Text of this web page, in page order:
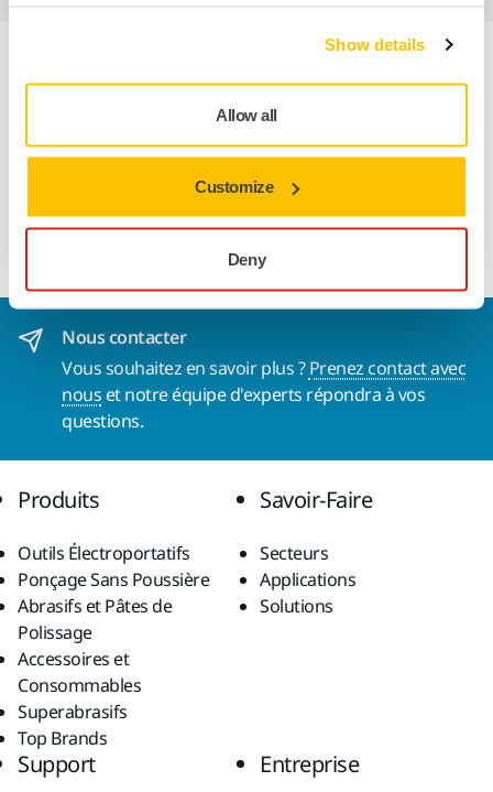
Show details
Allow all
Customize
Deny
Informations produit
Mirka® LEROS
Nous contacter
Vous souhaitez en savoir plus ?Prenez contact avec
nous et notre équipe d'experts répondra à vos
questions.
Produits
Outils Électroportatifs
Ponçage Sans Poussière
Abrasifs et Pâtes de
Polissage
Accessoires et
Consommables
Superabrasifs
Top Brands
Savoir-Faire
Secteurs
Applications
Solutions
Support Entreprise